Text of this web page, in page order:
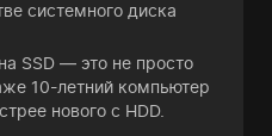
системного диска
SSD — это не просто
10-летний компьютер
нового с HDD.